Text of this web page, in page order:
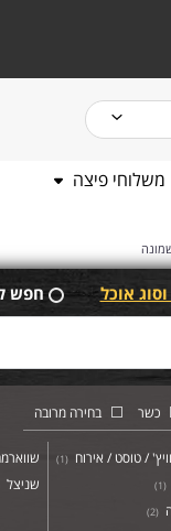
משלוחי פיצה
אוכל חפש
כשר בחירה מרובה
/ טוסט / אירוח (
1
)
(
1
)
(
2
)
שניצל